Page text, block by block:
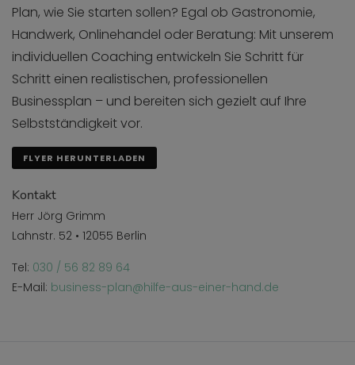
Plan, wie Sie starten sollen? Egal ob Gastronomie,
Handwerk, Onlinehandel oder Beratung: Mit unserem
individuellen Coaching entwickeln Sie Schritt für
Schritt einen realistischen, professionellen
Businessplan – und bereiten sich gezielt auf Ihre
Selbstständigkeit vor.
FLYER HERUNTERLADEN
Kontakt
Herr Jörg Grimm
Lahnstr. 52 • 12055 Berlin
Tel: 030 / 56 82 89 64
E-Mail: business-plan@hilfe-aus-einer-hand.de